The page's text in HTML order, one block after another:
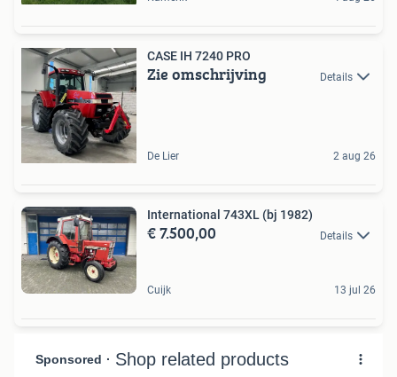
CASE IH 7240 PRO
Zie omschrijving Details
De Lier 2 aug 26
International 743XL (bj 1982)
€ 7.500,00 Details
Cuijk 13 jul 26